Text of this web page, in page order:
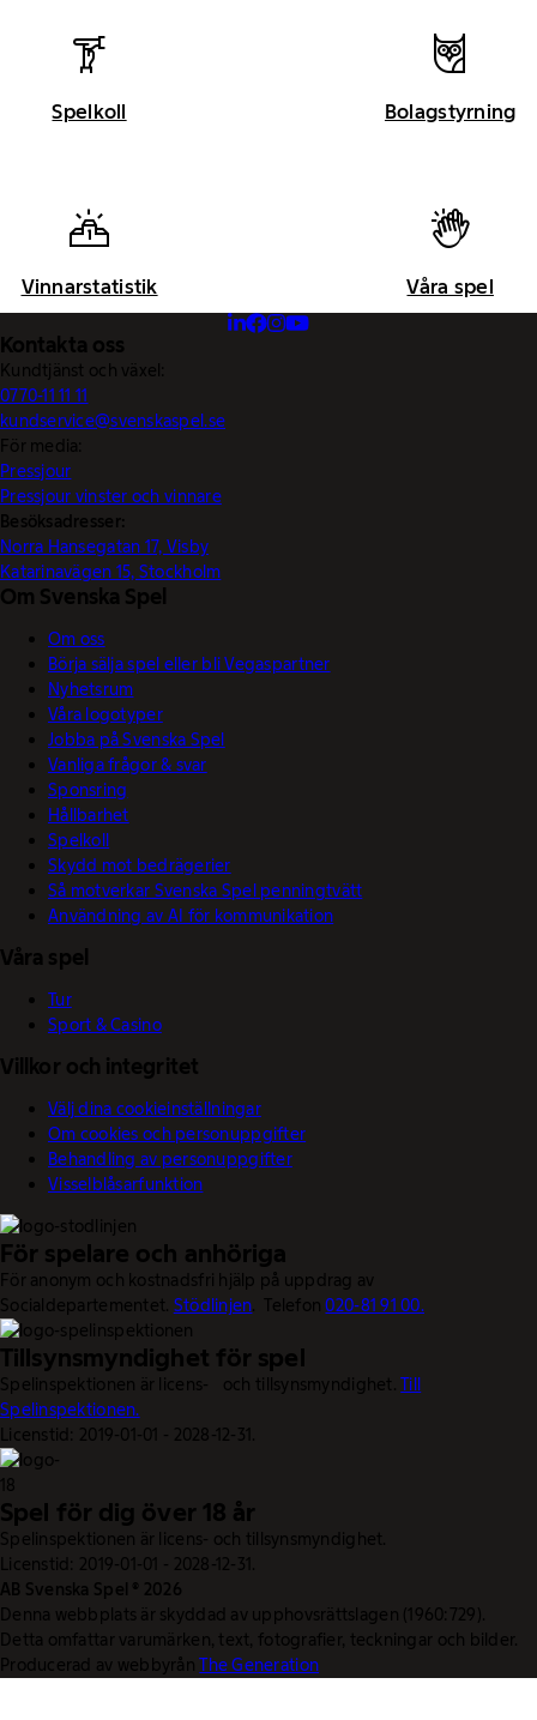
Spelkoll Bolagstyrning
Vinnarstatistik Våra spel
Kontakta oss
Kundtjänst och växel:
0770-11 11 11
kundservice@svenskaspel.se
För media:
Pressjour
Pressjour vinster och vinnare
Besöksadresser:
Norra Hansegatan 17, Visby
Katarinavägen 15, Stockholm
Om Svenska Spel
Om oss
Börja sälja spel eller bli Vegaspartner
Nyhetsrum
Våra logotyper
Jobba på Svenska Spel
Vanliga frågor & svar
Sponsring
Hållbarhet
Spelkoll
Skydd mot bedrägerier
Så motverkar Svenska Spel penningtvätt
Användning av AI för kommunikation
Våra spel
Tur
Sport & Casino
Villkor och integritet
Välj dina cookieinställningar
Om cookies och personuppgifter
Behandling av personuppgifter
Visselblåsarfunktion
För spelare och anhöriga
För anonym och kostnadsfri hjälp på uppdrag av
Socialdepartementet. Stödlinjen. Telefon020-81 91 00.
Tillsynsmyndighet för spel
Spelinspektionen är licens- och tillsynsmyndighet.Till
Spelinspektionen.
Licenstid: 2019-01-01 - 2028-12-31.
Spel för dig över 18 år
Spelinspektionen är licens- och tillsynsmyndighet.
Licenstid: 2019-01-01 - 2028-12-31.
AB Svenska Spel © 2026
Denna webbplats är skyddad av upphovsrättslagen (1960:729).
Detta omfattar varumärken, text, fotografier, teckningar och bilder.
Producerad av webbyrånThe Generation